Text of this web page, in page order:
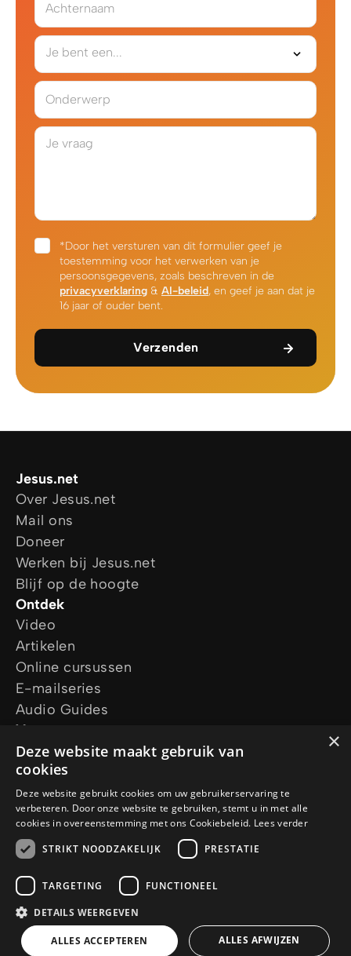
Achternaam
Je bent een...
Onderwerp
Je vraag
*Door het versturen van dit formulier geef je
toestemming voor het verwerken van je
persoonsgegevens, zoals beschreven in de
privacyverklaring & AI-beleid, en geef je aan dat je
16 jaar of ouder bent.
Verzenden
Jesus.net
Over Jesus.net
Mail ons
Doneer
Werken bij Jesus.net
Blijf op de hoogte
Ontdek
Video
Artikelen
Online cursussen
E-mailseries
Audio Guides
Vraag ons
Ik wil gebed
Ik heb een vraag
Vraag een gratis Bijbel aan
Volg ons
© Copyright 2026 Jesus.net Privacy Policy Cookie Policy
AI PolicyANBIEenWebNLsite
×
Deze website maakt gebruik van
cookies
Deze website gebruikt cookies om uw gebruikerservaring te
verbeteren. Door onze website te gebruiken, stemt u in met alle
cookies in overeenstemming met ons Cookiebeleid. Lees verder
STRIKT NOODZAKELIJK
PRESTATIE
TARGETING FUNCTIONEEL
DETAILS WEERGEVEN
ALLES ACCEPTEREN ALLES AFWIJZEN